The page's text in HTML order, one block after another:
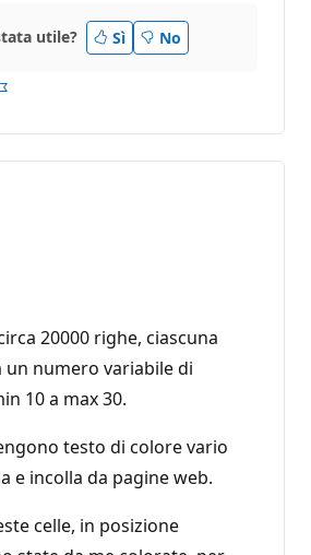
utile? Sì No
20000 righe, ciascuna
un numero variabile di
10 a max 30.
testo di colore vario
e incolla da pagine web.
celle, in posizione